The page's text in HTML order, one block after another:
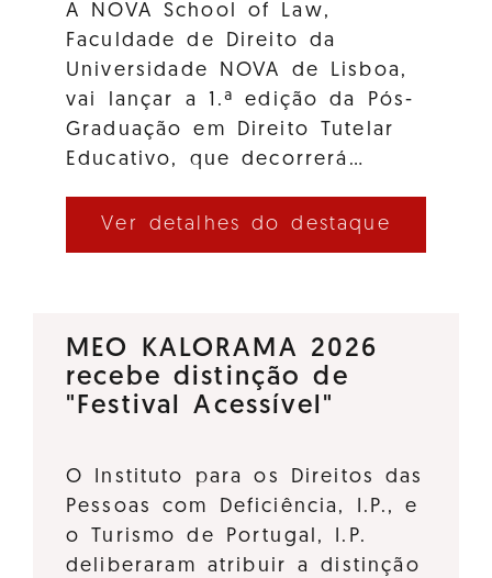
A NOVA School of Law,
Faculdade de Direito da
Universidade NOVA de Lisboa,
vai lançar a 1.ª edição da Pós-
Graduação em Direito Tutelar
Educativo, que decorrerá…
Ver detalhes do destaque
MEO KALORAMA 2026
recebe distinção de
"Festival Acessível"
O Instituto para os Direitos das
Pessoas com Deficiência, I.P., e
o Turismo de Portugal, I.P.
deliberaram atribuir a distinção